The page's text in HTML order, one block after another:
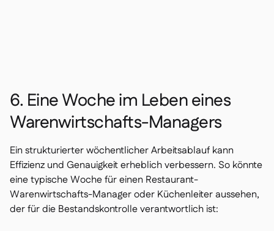
6. Eine Woche im Leben eines
Warenwirtschafts-Managers
Ein strukturierter wöchentlicher Arbeitsablauf kann
Effizienz und Genauigkeit erheblich verbessern. So könnte
eine typische Woche für einen Restaurant-
Warenwirtschafts-Manager oder Küchenleiter aussehen,
der für die Bestandskontrolle verantwortlich ist: